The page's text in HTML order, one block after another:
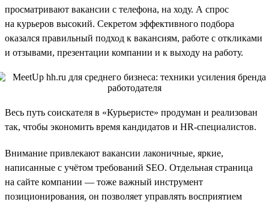
просматривают вакансии с телефона, на ходу. А спрос
на курьеров высокий. Секретом эффективного подбора
оказался правильный подход к вакансиям, работе с откликами
и отзывами, презентации компании и к выходу на работу.
Весь путь соискателя в «Курьеристе» продуман и реализован
так, чтобы экономить время кандидатов и HR-специалистов.
Внимание привлекают вакансии лаконичные, яркие,
написанные с учётом требований SEO. Отдельная страница
на сайте компании — тоже важный инструмент
позиционирования, он позволяет управлять восприятием